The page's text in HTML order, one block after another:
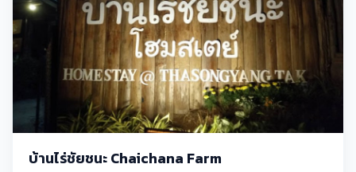
บ้านไร่ชัยชนะ Chaichana Farm